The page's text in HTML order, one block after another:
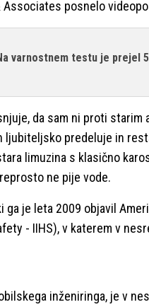
posnelo
varnostnem testu je prejel
da sam ni proti starim
ljubiteljsko predeluje in
limuzina s klasično
ne pije vode.
ga je leta 2009 objavil
- IIHS), v katerem v
inženiringa, je v